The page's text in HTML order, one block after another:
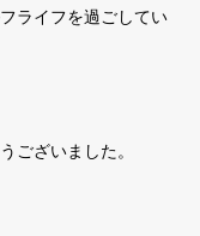
ライフを過ごしてい
ございました。